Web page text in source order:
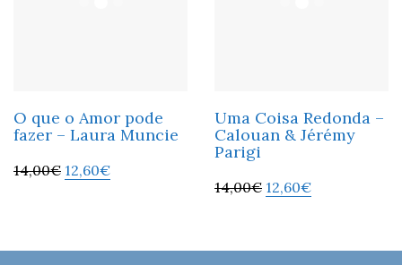
O que o Amor pode
fazer – Laura Muncie
14,00€ 12,60€
Uma Coisa Redonda –
Calouan & Jérémy
Parigi
14,00€ 12,60€